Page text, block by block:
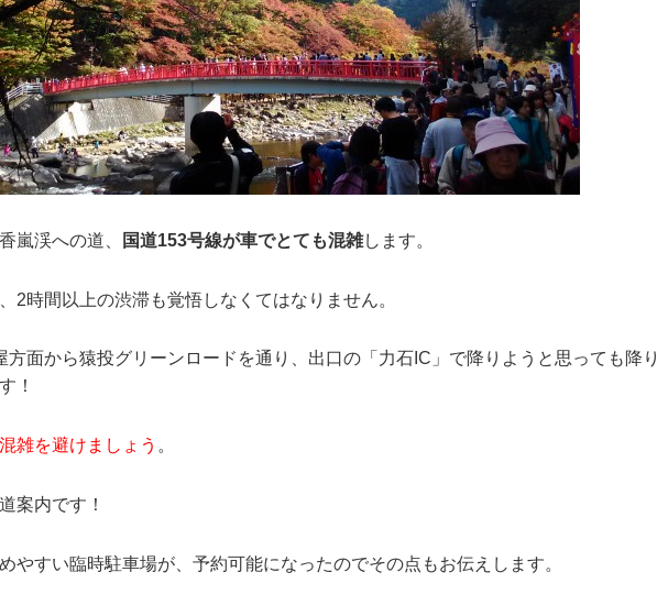
嵐渓への道、 国道153号線が車でとても混雑します。
2時間以上の渋滞も覚悟しなくてはなりません。
方面から猿投グリーンロードを通り、出口の「力石IC」で降りようと思っても降り
！
雑を避けましょう 。
案内です！
やすい臨時駐車場が、予約可能になったのでその点もお伝えします。